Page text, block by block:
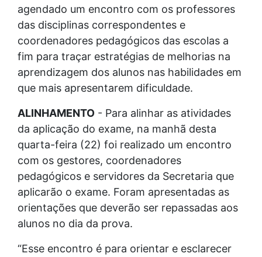
agendado um encontro com os professores
das disciplinas correspondentes e
coordenadores pedagógicos das escolas a
fim para traçar estratégias de melhorias na
aprendizagem dos alunos nas habilidades em
que mais apresentarem dificuldade.
ALINHAMENTO - Para alinhar as atividades
da aplicação do exame, na manhã desta
quarta-feira (22) foi realizado um encontro
com os gestores, coordenadores
pedagógicos e servidores da Secretaria que
aplicarão o exame. Foram apresentadas as
orientações que deverão ser repassadas aos
alunos no dia da prova.
“Esse encontro é para orientar e esclarecer